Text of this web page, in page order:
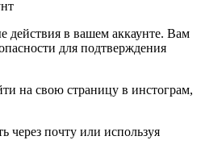
в вашем аккаунте. Вам
для подтверждения
на свою страницу в инстограм,
через почту или используя